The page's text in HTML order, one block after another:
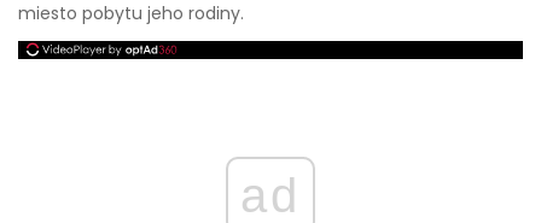
miesto pobytu jeho rodiny.
ad